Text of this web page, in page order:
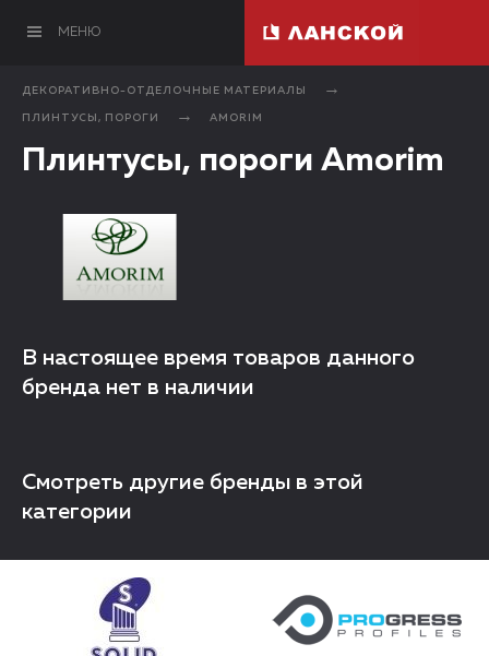
МЕНЮ
ДЕКОРАТИВНО-ОТДЕЛОЧНЫЕ МАТЕРИАЛЫ
ПЛИНТУСЫ, ПОРОГИ AMORIM
Плинтусы, пороги Amorim
В настоящее время товаров данного
бренда нет в наличии
Смотреть другие бренды в этой
категории